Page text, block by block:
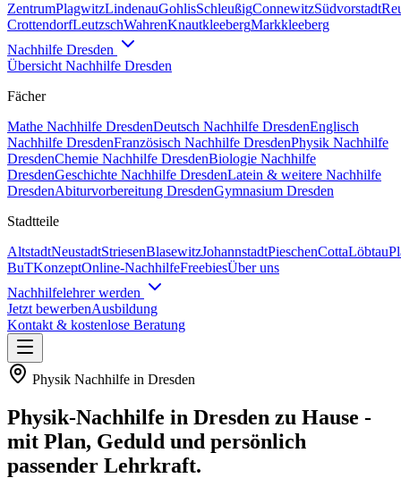
ZentrumPlagwitzLindenauGohlisSchleußigConnewitzSüdvorstadt
CrottendorfLeutzschWahrenKnautkleebergMarkkleeberg
Nachhilfe Dresden
Übersicht Nachhilfe Dresden
Fächer
Mathe Nachhilfe DresdenDeutsch Nachhilfe DresdenEnglisch
Nachhilfe DresdenFranzösisch Nachhilfe DresdenPhysik Nachhilfe
DresdenChemie Nachhilfe DresdenBiologie Nachhilfe
DresdenGeschichte Nachhilfe DresdenLatein & weitere Nachhilfe
DresdenAbiturvorbereitung DresdenGymnasium Dresden
Stadtteile
AltstadtNeustadtStriesenBlasewitzJohannstadtPieschenCottaLöbtau
BuTKonzeptOnline-NachhilfeFreebiesÜber uns
Nachhilfelehrer werden
Jetzt bewerbenAusbildung
Kontakt & kostenlose Beratung
Physik Nachhilfe in Dresden
Physik-Nachhilfe in Dresden zu Hause -
mit Plan, Geduld und persönlich
passender Lehrkraft.